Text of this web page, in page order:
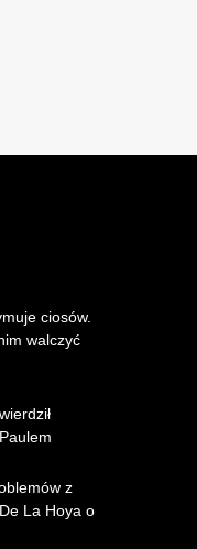
ciosów.
walczyć
z
La Hoya o